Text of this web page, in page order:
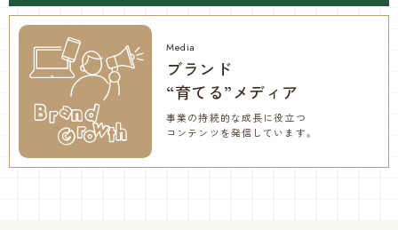
ブランド
“育てる”メディア
事業の持続的な成長に役立つ
コンテンツを発信しています。